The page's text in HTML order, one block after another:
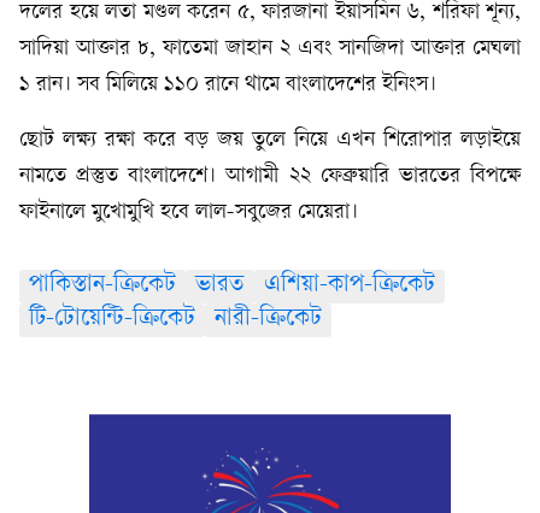
দলের হয়ে লতা মণ্ডল করেন ৫, ফারজানা ইয়াসমিন ৬, শরিফা শূন্য,
সাদিয়া আক্তার ৮, ফাতেমা জাহান ২ এবং সানজিদা আক্তার মেঘলা
১ রান। সব মিলিয়ে ১১০ রানে থামে বাংলাদেশের ইনিংস।
ছোট লক্ষ্য রক্ষা করে বড় জয় তুলে নিয়ে এখন শিরোপার লড়াইয়ে
নামতে প্রস্তুত বাংলাদেশে। আগামী ২২ ফেব্রুয়ারি ভারতের বিপক্ষে
ফাইনালে মুখোমুখি হবে লাল-সবুজের মেয়েরা।
পাকিস্তান-ক্রিকেট ভারত
এশিয়া-কাপ-ক্রিকেট
টি-টোয়েন্টি-ক্রিকেট
নারী-ক্রিকেট